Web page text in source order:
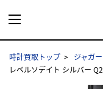
時計買取トップ ジャガ
レベルソデイト シルバー